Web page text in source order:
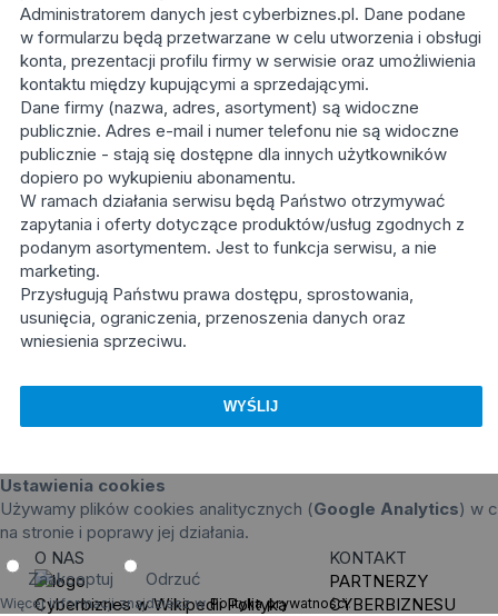
Administratorem danych jest cyberbiznes.pl. Dane podane
w formularzu będą przetwarzane w celu utworzenia i obsługi
konta, prezentacji profilu firmy w serwisie oraz umożliwienia
kontaktu między kupującymi a sprzedającymi.
Dane firmy (nazwa, adres, asortyment) są widoczne
publicznie. Adres e-mail i numer telefonu nie są widoczne
publicznie - stają się dostępne dla innych użytkowników
dopiero po wykupieniu abonamentu.
W ramach działania serwisu będą Państwo otrzymywać
zapytania i oferty dotyczące produktów/usług zgodnych z
podanym asortymentem. Jest to funkcja serwisu, a nie
marketing.
Przysługują Państwu prawa dostępu, sprostowania,
usunięcia, ograniczenia, przenoszenia danych oraz
wniesienia sprzeciwu.
Ustawienia cookies
Używamy plików cookies analitycznych (Google Analytics) w
na stronie i poprawy jej działania.
Zaakceptuj Odrzuć
Więcej informacji znajdziesz wPolityka prywatności.
O NAS
Cyberbiznes w Wikipedii Polityka
KONTAKT
PARTNERZY
CYBERBIZNESU